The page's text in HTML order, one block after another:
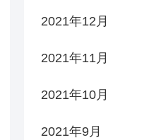
2021年12月
2021年11月
2021年10月
2021年9月